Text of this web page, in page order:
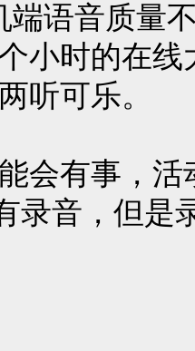
语音质量
小时的在线
听可乐。
会有事，
录音，但是